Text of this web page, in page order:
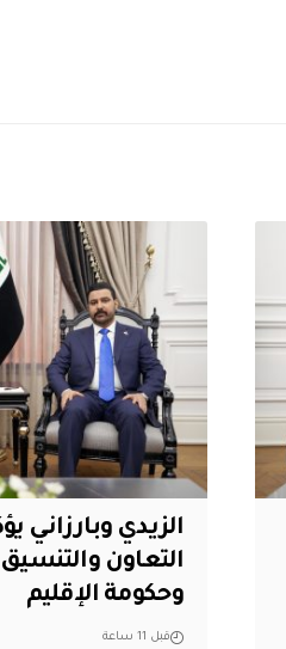
الزيدي وبارزاني
التعاون
وحكومة الإقليم
قبل 11 ساعة